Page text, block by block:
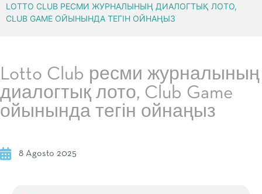
LOTTO CLUB РЕСМИ ЖУРНАЛЫНЫҢ ДИАЛОГТЫҚ ЛОТО,
CLUB GAME ОЙЫНЫНДА ТЕГІН ОЙНАҢЫЗ
Lotto Club ресми журналының
диалогтық лото, Club Game
ойынында тегін ойнаңыз
8 Agosto 2025